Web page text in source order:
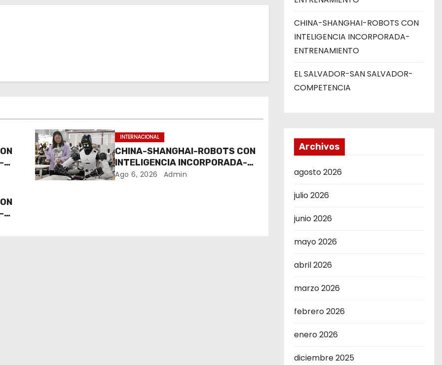
INTERNACIONAL
CHINA-SHANGHAI-ROBOTS CON
INTELIGENCIA INCORPORADA-
ENTRENAMIENTO
Ago 6, 2026 Admin
CHINA-SHANGHAI-ROBOTS CON
INTELIGENCIA INCORPORADA-
ENTRENAMIENTO
EL SALVADOR-SAN SALVADOR-
COMPETENCIA
Archivos
agosto 2026
julio 2026
junio 2026
mayo 2026
abril 2026
marzo 2026
febrero 2026
enero 2026
diciembre 2025